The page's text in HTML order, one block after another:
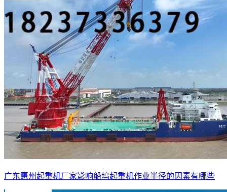
广东惠州起重机厂家影响船坞起重机作业半径的因素有哪些